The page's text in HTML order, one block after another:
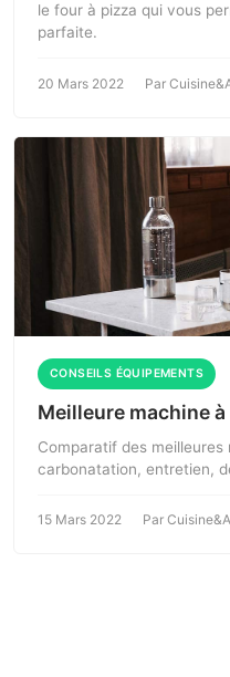
le four à pizza qui vous
parfaite.
20 Mars 2022 Par
CONSEILS ÉQUIPEMENTS
Meilleure machine à
Comparatif des
carbonatation, entretien,
15 Mars 2022 Par